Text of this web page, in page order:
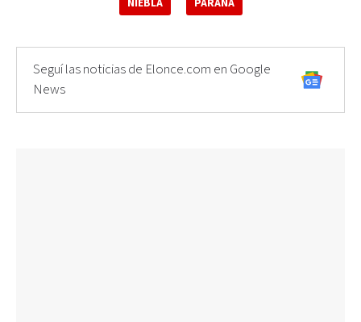
NIEBLA PARANÁ
Seguí las noticias de Elonce.com en Google
News